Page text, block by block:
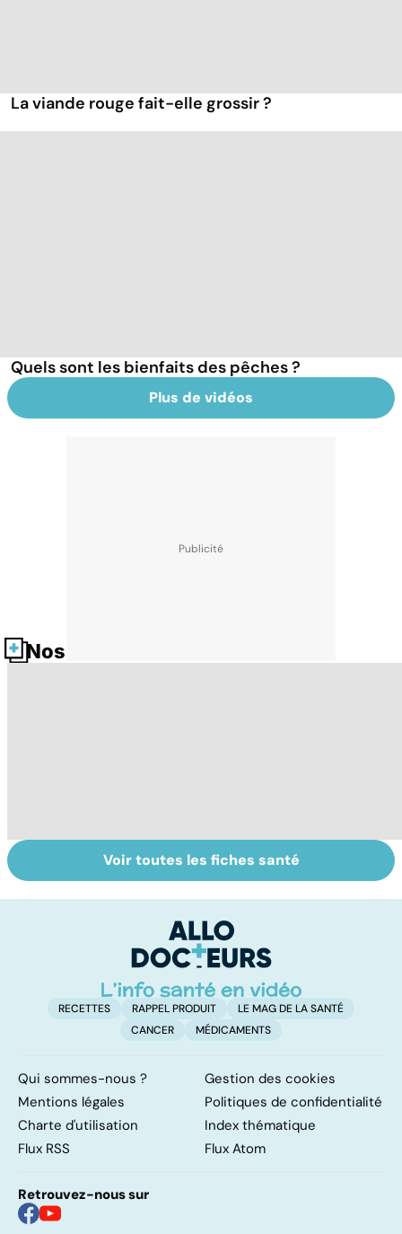
La viande rouge fait-elle grossir ?
Quels sont les bienfaits des pêches ?
Plus de vidéos
Nos fiches santé
Le magnésium,
un oligo-élément
Intestin irritable :
le régime
solution ?
Voir toutes les fiches santé
RECETTES RAPPEL PRODUIT
LE MAG DE LA SANTÉ
CANCER
MÉDICAMENTS
Qui sommes-nous ?
Gestion des cookies
Mentions légales
Politiques de confidentialité
Charte d'utilisation
Index thématique
Flux RSS
Flux Atom
Retrouvez-nous sur